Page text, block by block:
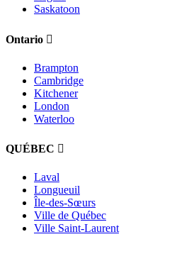
Saskatoon
Ontario
Brampton
Cambridge
Kitchener
London
Waterloo
QUÉBEC
Laval
Longueuil
Île-des-Sœurs
Ville de Québec
Ville Saint-Laurent